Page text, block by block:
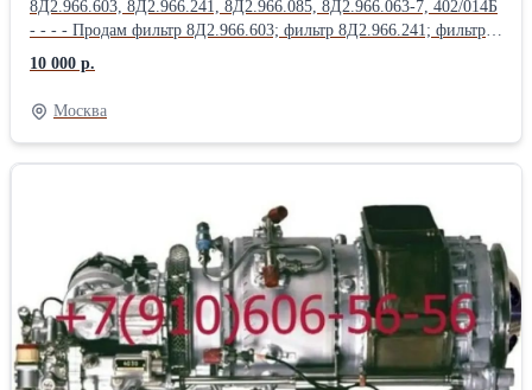
8Д2.966.603, 8Д2.966.241, 8Д2.966.085, 8Д2.966.063-7, 402/014Б
- - - - Продам фильтр 8Д2.966.603; фильтр 8Д2.966.241; фильтр
8Д2.966.085; фильтр 8Д2.966.063-7; фильтр 402/014Б; фильтр
8Д2.966.457; Продам фильтр 8Д2.966.458; фильтр 8Д2.966.511-
15; фильтр 8Д2.966.041-1; фильтр 8Д2.966.041-2; фильтр
8Д2.966.041-8; Продам Фильтропакет 8Д2.966.034-2
Фильтропакет 8Д2.966.034-4; Фильтропакет 8Д2.966.034-6;
8Д2.966.034-15; Фильтропакет 8Д2.966.034-16; Продам
Фильтропакет 8Д2.966.034-17; Фильтропакет 8Д2.966.034-18;
фильтродиск 8Д6.270.001-1; фильтродиск 8Д6.270.001-2;
фильтродиск 8Д6.270.001-3; Продам фильтродиск 8Д6.270.001-4;
фильтродиск 8Д6.270.001-5; фильтродиск 8Д6.270.001-6
10 000 р.
Москва